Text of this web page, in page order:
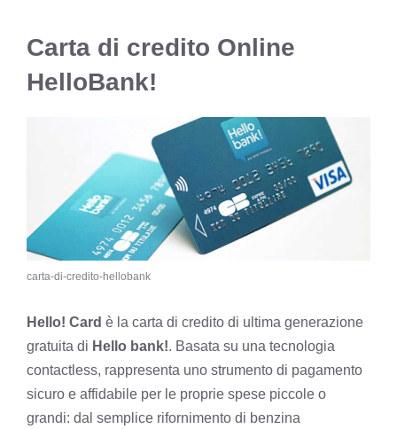
Carta di credito Online
HelloBank!
carta-di-credito-hellobank
Hello! Card è la carta di credito di ultima generazione
gratuita di Hello bank!. Basata su una tecnologia
contactless, rappresenta uno strumento di pagamento
sicuro e affidabile per le proprie spese piccole o
grandi: dal semplice rifornimento di benzina